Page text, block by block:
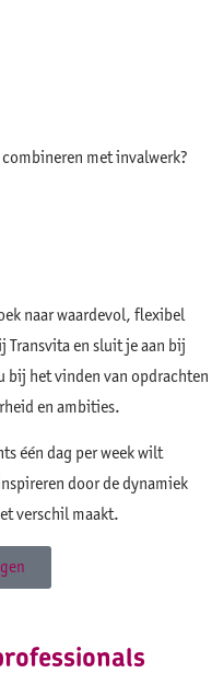
met invalwerk?
naar waardevol, flexibel
Transvita en sluit je aan bij
bij het vinden van opdrachten
en ambities.
één dag per week wilt
door de dynamiek
verschil maakt.